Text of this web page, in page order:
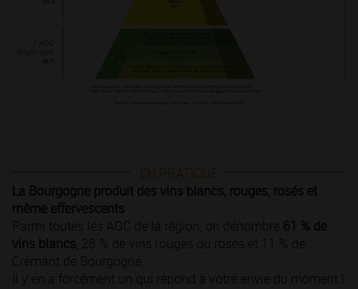
EN PRATIQUE
La Bourgogne produit des vins blancs, rouges, rosés et
même effervescents
Parmi toutes les AOC de la région, on dénombre 61 % de
vins blancs , 28 % de vins rouges ou rosés et 11 % de
Crémant de Bourgogne.
Il y en a forcément un qui répond à votre envie du moment !